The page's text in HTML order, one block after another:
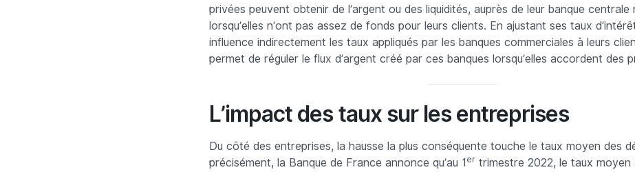
privées peuvent obtenir de l’argent ou des liquidités, auprès de leur banque centrale
lorsqu’elles n’ont pas assez de fonds pour leurs clients. En ajustant ses taux
influence indirectement les taux appliqués par les banques commerciales à leurs
permet de réguler le flux d’argent créé par ces banques lorsqu’elles accordent des
L’impact des taux sur les entreprises
Du côté des entreprises, la hausse la plus conséquente touche le taux moyen des
précisément, la Banque de France annonce qu’au 1 er trimestre 2022, le taux